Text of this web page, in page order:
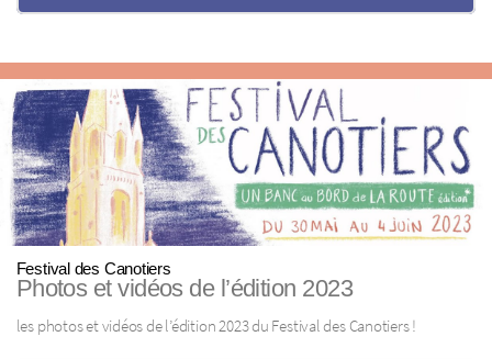
Festival des Canotiers
Photos et vidéos de l’édition 2023
les photos et vidéos de l’édition 2023 du Festival des Canotiers !